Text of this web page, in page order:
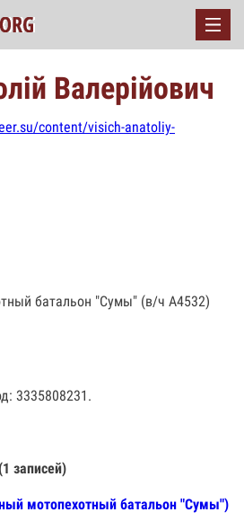
Валерійович
content/visich-anatoliy-
батальон "Сумы" (в/ч А4532)
3335808231.
записей)
мотопехотный батальон "Сумы")